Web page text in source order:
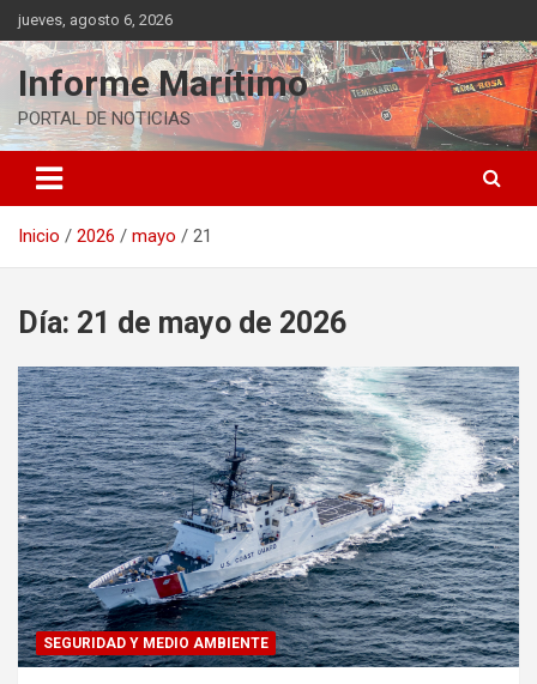
Saltar
al
contenido
jueves, agosto 6, 2026
Informe Marítimo
PORTAL DE NOTICIAS
Inicio 2026 mayo 21
Día: 21 de mayo de 2026
SEGURIDAD Y MEDIO AMBIENTE